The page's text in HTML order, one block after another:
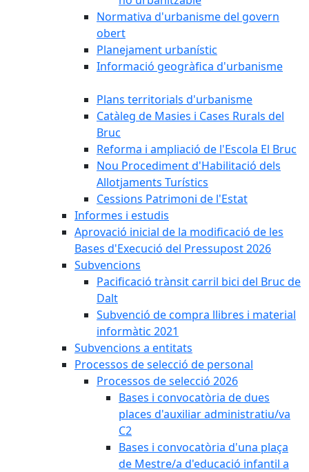
Normativa d'urbanisme del govern
obert
Planejament urbanístic
Informació geogràfica d'urbanisme
Plans territorials d'urbanisme
Catàleg de Masies i Cases Rurals del
Bruc
Reforma i ampliació de l'Escola El Bruc
Nou Procediment d'Habilitació dels
Allotjaments Turístics
Cessions Patrimoni de l'Estat
Informes i estudis
Aprovació inicial de la modificació de les
Bases d'Execució del Pressupost 2026
Subvencions
Pacificació trànsit carril bici del Bruc de
Dalt
Subvenció de compra llibres i material
informàtic 2021
Subvencions a entitats
Processos de selecció de personal
Processos de selecció 2026
Bases i convocatòria de dues
places d'auxiliar administratiu/va
C2
Bases i convocatòria d'una plaça
de Mestre/a d'educació infantil a